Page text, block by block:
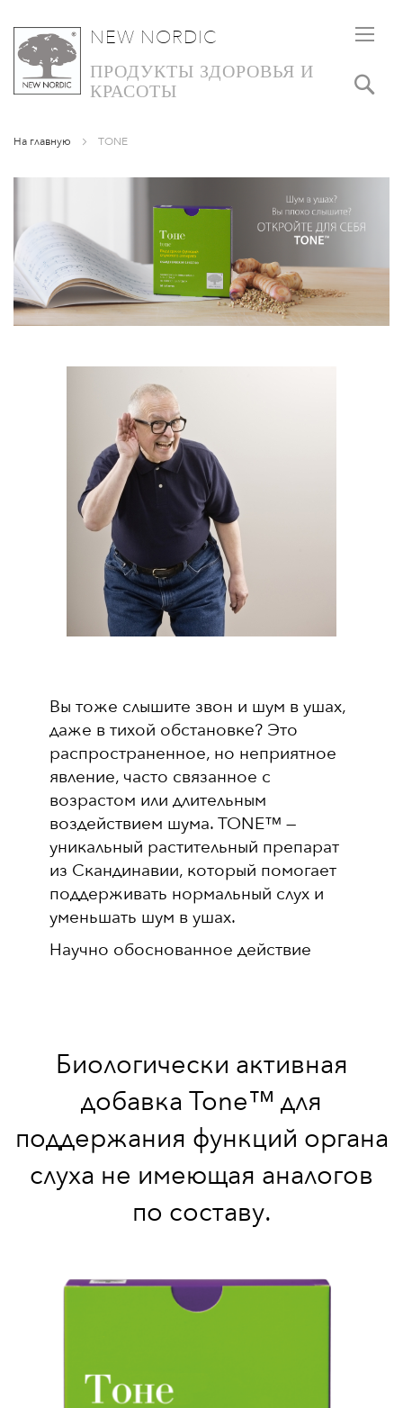
NEW NORDIC
ПРОДУКТЫ ЗДОРОВЬЯ И
КРАСОТЫ
SKIP
TO
CONTENT
На главную TONE
Вы тоже слышите звон и шум в ушах,
даже в тихой обстановке? Это
распространенное, но неприятное
явление, часто связанное с
возрастом или длительным
воздействием шума. TONE™ —
уникальный растительный препарат
из Скандинавии, который помогает
поддерживать нормальный слух и
уменьшать шум в ушах.
Научно обоснованное действие
Биологически активная
добавка Tone™ для
поддержания функций органа
слуха не имеющая аналогов
по составу.